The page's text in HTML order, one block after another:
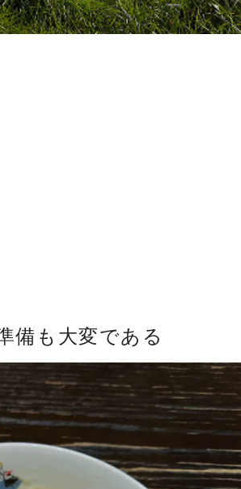
備も大変である